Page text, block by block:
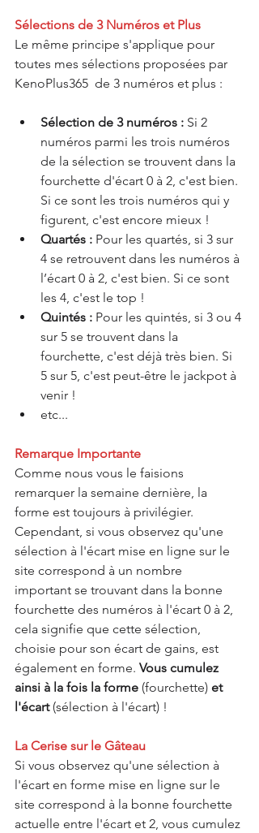
Sélections de 3 Numéros et Plus
Le même principe s'applique pour
toutes mes sélections proposées par
KenoPlus365  de 3 numéros et plus :
Sélection de 3 numéros : Si 2
numéros parmi les trois numéros
de la sélection se trouvent dans la
fourchette d'écart 0 à 2, c'est bien.
Si ce sont les trois numéros qui y
figurent, c'est encore mieux !
Quartés : Pour les quartés, si 3 sur
4 se retrouvent dans les numéros à
l’écart 0 à 2, c'est bien. Si ce sont
les 4, c'est le top !
Quintés : Pour les quintés, si 3 ou 4
sur 5 se trouvent dans la
fourchette, c'est déjà très bien. Si
5 sur 5, c'est peut-être le jackpot à
venir !
etc...
Remarque Importante
Comme nous vous le faisions
remarquer la semaine dernière, la
forme est toujours à privilégier.
Cependant, si vous observez qu'une
sélection à l'écart mise en ligne sur le
site correspond à un nombre
important se trouvant dans la bonne
fourchette des numéros à l'écart 0 à 2,
cela signifie que cette sélection,
choisie pour son écart de gains, est
également en forme. Vous cumulez
ainsi à la fois la forme (fourchette) et
l'écart (sélection à l'écart) !
La Cerise sur le Gâteau
Si vous observez qu'une sélection à
l'écart en forme mise en ligne sur le
site correspond à la bonne fourchette
actuelle entre l'écart et 2, vous cumulez